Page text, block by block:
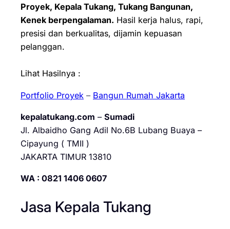
Proyek, Kepala Tukang, Tukang Bangunan,
Kenek berpengalaman. Hasil kerja halus, rapi,
presisi dan berkualitas, dijamin kepuasan
pelanggan.
Lihat Hasilnya :
Portfolio Proyek – Bangun Rumah Jakarta
kepalatukang.com – Sumadi
Jl. Albaidho Gang Adil No.6B Lubang Buaya –
Cipayung ( TMII )
JAKARTA TIMUR 13810
WA : 0821 1406 0607
Jasa Kepala Tukang